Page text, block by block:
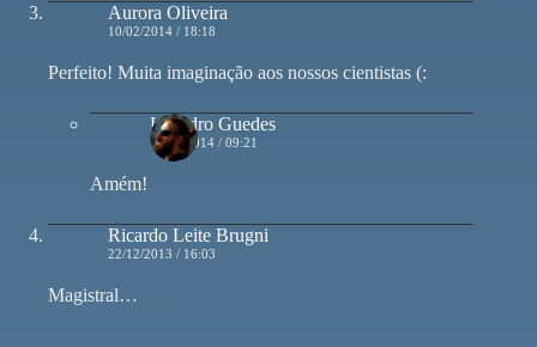
Aurora Oliveira
10/02/2014 / 18:18
Perfeito! Muita imaginação aos nossos cientistas (:
Leandro Guedes
11/02/2014 / 09:21
Amém!
Ricardo Leite Brugni
22/12/2013 / 16:03
Magistral…